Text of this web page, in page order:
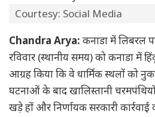
Courtesy: Social Media
Chandra Arya: कनाडा में लिबरल
रविवार (स्थानीय समय) को कनाडा में
आग्रह किया कि वे धार्मिक स्थलों को
घटनाओं के बाद खालिस्तानी
खड़े हों और निर्णायक सरकारी कार्रवाई